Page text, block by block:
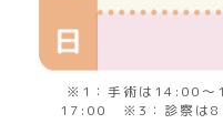
※1：手術は14:00
17:00 ※3：診察は